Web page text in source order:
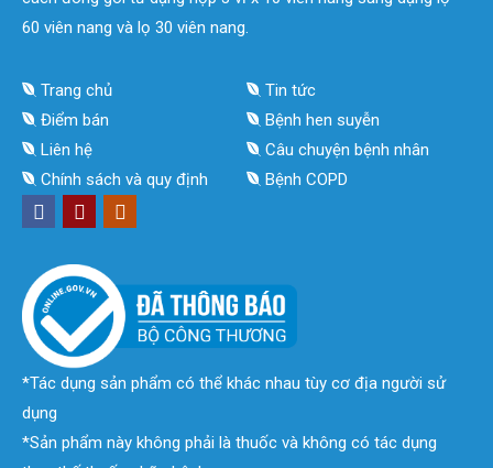
60 viên nang và lọ 30 viên nang.
Trang chủ
Điểm bán
Liên hệ
Chính sách và quy định
Tin tức
Bệnh hen suyễn
Câu chuyện bệnh nhân
Bệnh COPD
*Tác dụng sản phẩm có thể khác nhau tùy cơ địa người sử
dụng
*Sản phẩm này không phải là thuốc và không có tác dụng